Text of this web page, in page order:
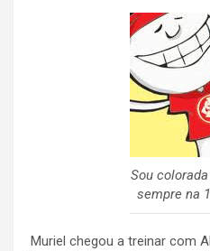
Sou
sempre na
Muriel chegou a treinar com